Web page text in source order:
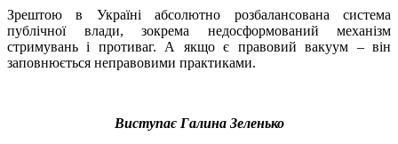
Зрештою в Україні абсолютно розбалансована система
публічної влади, зокрема недосформований механізм
стримувань і противаг. А якщо є правовий вакуум – він
заповнюється неправовими практиками.
Виступає Галина Зеленько